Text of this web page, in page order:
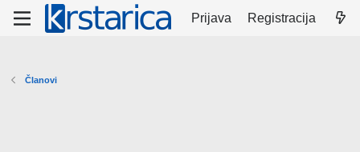
Prijava Registracija
Članovi